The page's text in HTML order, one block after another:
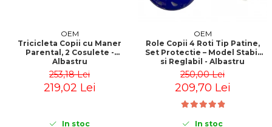
OEM
Tricicleta Copii cu Maner
Parental, 2 Cosulete -
Albastru
253,18 Lei
219,02 Lei
In stoc
OEM
Role Copii 4 Roti Tip Patine,
Set Protectie – Model Stabil
si Reglabil - Albastru
250,00 Lei
209,70 Lei
In stoc